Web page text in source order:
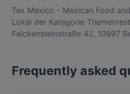
Tex Mexico - Mexican Food
Lokal der Kategorie
Falckensteinstraße 42, 10997
brauchst oder auf der Suche
Feinschmeckererlebnis bist,
Frequently asked